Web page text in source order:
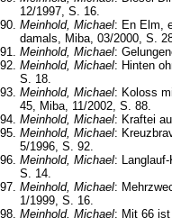
12/1997, S. 16.
Meinhold, Michael: En Elm,
damals, Miba, 03/2000, S.
Meinhold, Michael:
Meinhold, Michael: Hinten
S. 18.
Meinhold, Michael: Koloss
45, Miba, 11/2002, S. 88.
Meinhold, Michael: Kraftei
Meinhold, Michael:
5/1996, S. 92.
Meinhold, Michael:
S. 14.
Meinhold, Michael:
1/1999, S. 16.
Meinhold, Michael: Mit 66